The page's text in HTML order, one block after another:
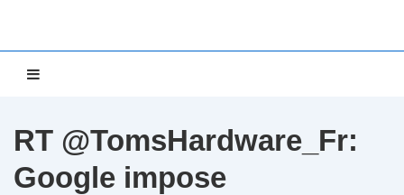
RT @TomsHardware_Fr:
Google impose